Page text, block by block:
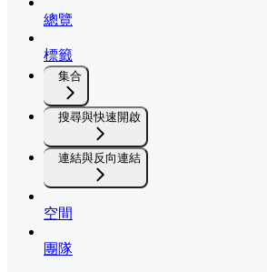
總覽
標籤
集合
搜尋與快速開啟
連結與反向連結
空間
團隊